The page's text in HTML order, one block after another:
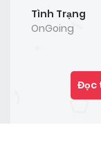
Tình Trạng
OnGoing
Đọc